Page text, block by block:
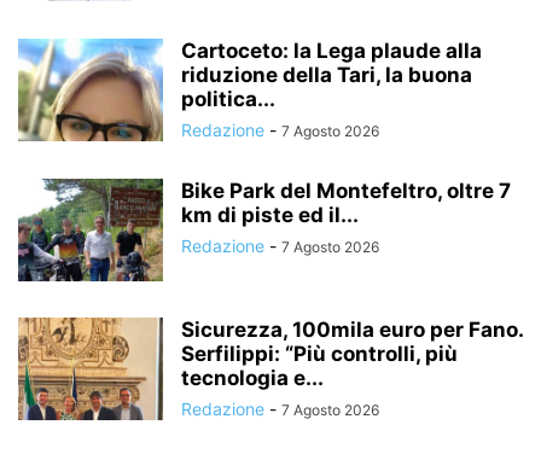
Cartoceto: la Lega plaude alla
riduzione della Tari, la buona
politica...
Redazione - 7 Agosto 2026
Bike Park del Montefeltro, oltre 7
km di piste ed il...
Redazione - 7 Agosto 2026
Sicurezza, 100mila euro per Fano.
Serfilippi: “Più controlli, più
tecnologia e...
Redazione - 7 Agosto 2026